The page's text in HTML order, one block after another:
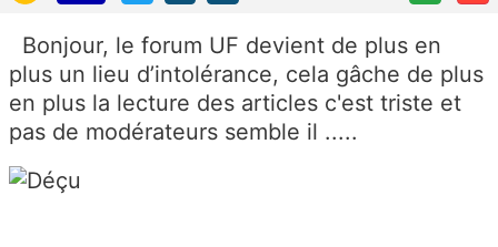
Bonjour, le forum UF devient de plus en
plus un lieu d’intolérance, cela gâche de plus
en plus la lecture des articles c'est triste et
pas de modérateurs semble il .....